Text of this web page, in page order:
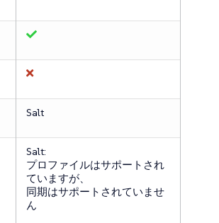
Salt
Salt:
プロファイルはサポートされ
ていますが、
同期はサポートされていませ
ん